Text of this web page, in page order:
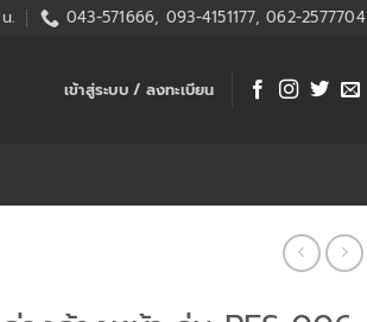
. 043-571666, 093-4151177, 062-2577704
เข้าสู่ระบบ / ลงทะเบียน